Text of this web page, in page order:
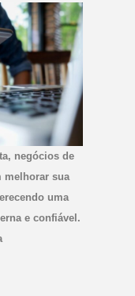
negócios de
melhorar sua
uma
e confiável.